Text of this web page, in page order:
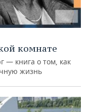
комнате
— книга о том, как
жизнь